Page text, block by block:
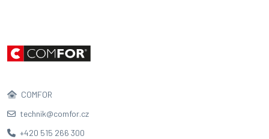
COMFOR
technik@comfor.cz
+420 515 266 300